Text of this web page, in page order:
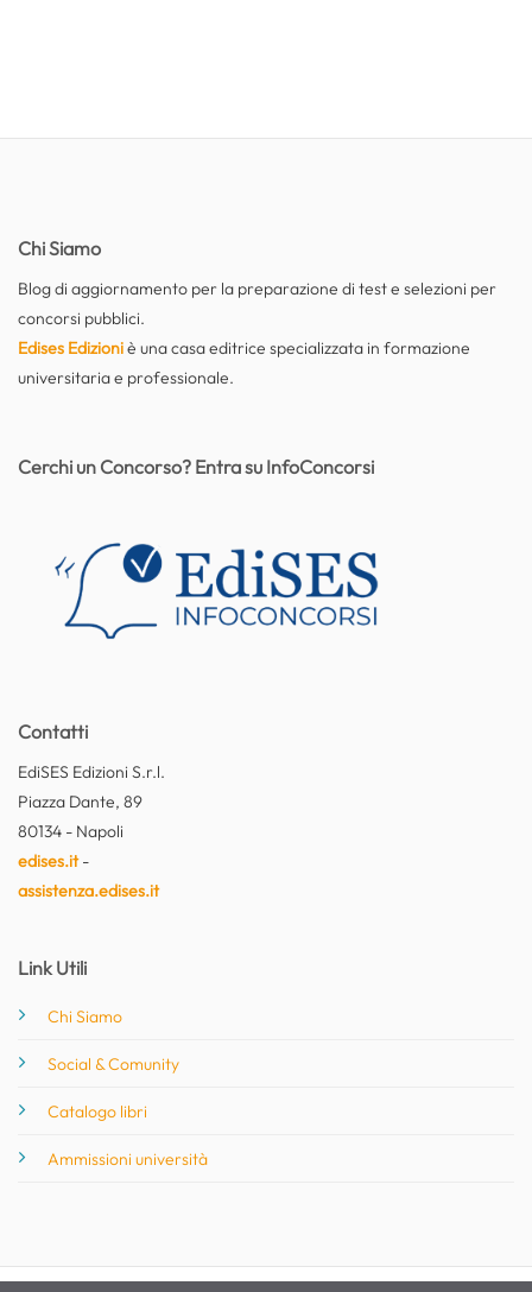
Chi Siamo
Blog di aggiornamento per la preparazione di test e selezioni per
concorsi pubblici.
Edises Edizioniè una casa editrice specializzata in formazione
universitaria e professionale.
Contatti
EdiSES Edizioni S.r.l.
Piazza Dante, 89
80134 - Napoli
edises.it-
assistenza.edises.it
Link Utili
Chi Siamo
Social & Comunity
Catalogo libri
Ammissioni università
Cerchi un Concorso? Entra su InfoConcorsi